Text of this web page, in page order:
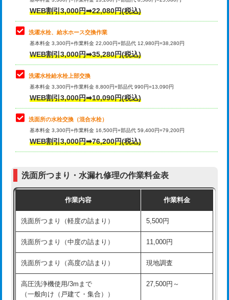
排水管工事（土の掘削・埋め戻し作
業）
排水管工事（排水管工事/3ｍまで） 55,000円
排水管工事（追加 排水管工事/3ｍ超
え）
マス交換（土の掘削・埋め戻し作業）
マス交換（深さ50㎝未満）
マス交換（深さ50㎝以上）
モルタル補修（厚さ10㎝まで） 27,500円
モルタル補修（厚さ10㎝超え） 38,500円
洗面台設置 38,500円
バスタブ設置 現場見積
追加人工 16,500円
止水・漏水調査・防水処理・清掃・修
理・調整・分解・加工など（重作業）
33,000円
キッチンタンク脱着
その他部品の脱着
交換・取付（タンク）
交換・取付(単水栓（壁付・デッキ
式）)
交換・取付(混合水栓（壁付・デッキ
式・ワンホール）)
16,500円+材料費
（P/S/ポップアップ））
交換・取付（その他部品） 11,000円+材料費
持込商品取付（単水栓） 13,200円
持込商品取付（混合水栓） 16,500円
持込商品取付（浄水器・分岐水栓） 16,500円
給水管工事※（ホール加工) 16,500円
給水管工事※（バンド止め)
WEB割引3,000円➡22,080円(税込)
洗濯水栓、給水ホース交換作業
基本料金 3,300円+作業料金 22,000円+部品代 12,980円=38,280円
WEB割引3,000円➡35,280円(税込)
洗濯水栓給水栓上部交換
基本料金 3,300円+作業料金 8,800円+部品代 990円=13,090円
WEB割引3,000円➡10,090円(税込)
洗面所の水栓交換（混合水栓）
基本料金 3,300円+作業料金 16,500円+部品代 59,400円=79,200円
WEB割引3,000円➡76,200円(税込)
洗面所つまり・水漏れ修理の作業料金表
作業内容 作業料金
洗面所つまり（軽度の詰まり） 5,500円
洗面所つまり（中度の詰まり） 11,000円
洗面所つまり（高度の詰まり） 現地調査
高圧洗浄機使用/3mまで
（一般向け（戸建て・集合））
27,500円～